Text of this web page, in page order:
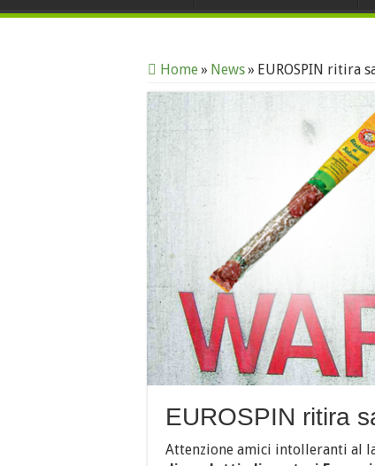
Home» News» EUROSPIN ritira
EUROSPIN ritira
Attenzione amici intolleranti al